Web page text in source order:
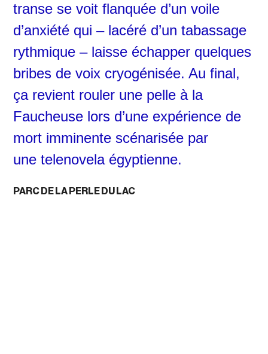
transe se voit flanquée d’un voile
d’anxiété qui – lacéré d’un tabassage
rythmique – laisse échapper quelques
bribes de voix cryogénisée. Au final,
ça revient rouler une pelle à la
Faucheuse lors d’une expérience de
mort imminente scénarisée par
unetelenovelaégyptienne.
PARC DE LA PERLE DU LAC